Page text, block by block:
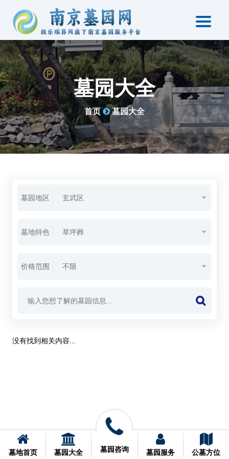
墓园大全
首页 墓园大全
墓园地区 玄武区
墓地特色 草坪葬
价格范围 不限
没有找到相关内容...
墓地首页 墓园大全 墓园咨询 墓园服务 公墓方位